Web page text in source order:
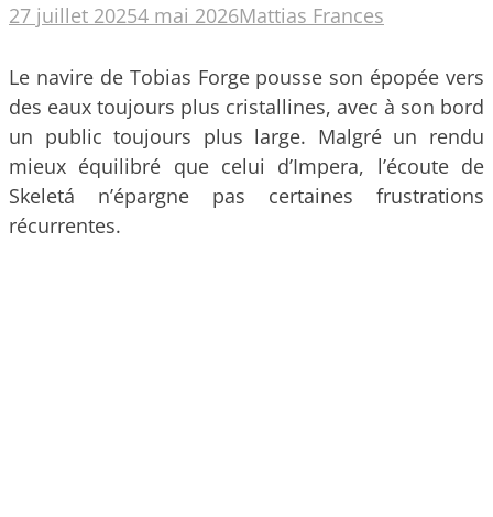
27 juillet 20254 mai 2026Mattias Frances
Le navire de Tobias Forge pousse son épopée vers
des eaux toujours plus cristallines, avec à son bord
un public toujours plus large. Malgré un rendu
mieux équilibré que celui d’Impera, l’écoute de
Skeletá n’épargne pas certaines frustrations
récurrentes.